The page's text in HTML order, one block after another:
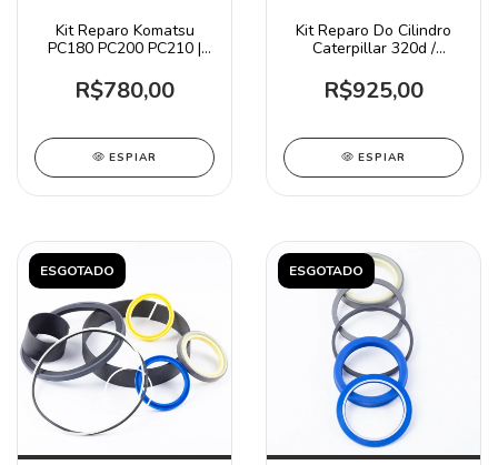
Kit Reparo Komatsu
PC180 PC200 PC210 |
R$780,00
ESPIAR
Kit Reparo Do Cilindro
Caterpillar 320d /
R$925,00
ESPIAR
ESGOTADO ESGOTADO